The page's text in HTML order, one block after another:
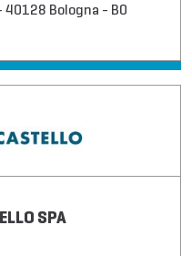
Bologna - BO
SPA